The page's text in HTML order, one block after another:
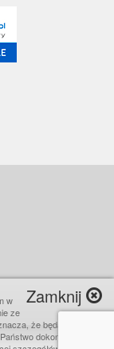
Zamknij
w
ze
że będą one
dokonać w